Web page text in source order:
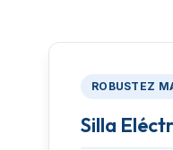
ROBUSTEZ
Silla